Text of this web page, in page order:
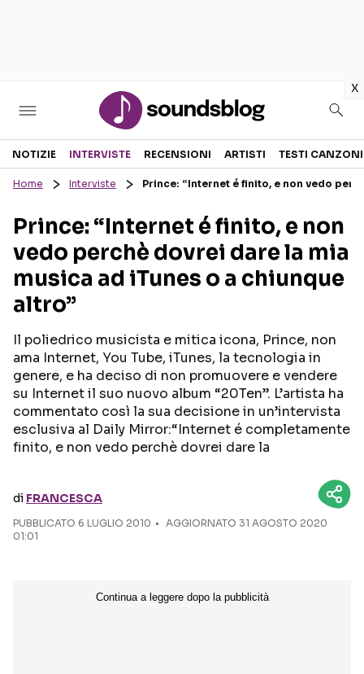
x
Sezioni
RECENSIONI MUSICALI
INTERVISTE
GOSSIP E CURIOSITÀ
TESTI CANZONI
TOUR ED EVENTI
TALENT SHOW
Seguici sui social
NOTIZIE INTERVISTE RECENSIONI ARTISTI TESTI CANZONI
Home Interviste Prince: “Internet é finito, e non vedo
Prince: “Internet é finito, e non
vedo perchè dovrei dare la mia
musica ad iTunes o a chiunque
altro”
Il poliedrico musicista e mitica icona, Prince, non
ama Internet, You Tube, iTunes, la tecnologia in
genere, e ha deciso di non promuovere e vendere
su Internet il suo nuovo album “20Ten”. L’artista ha
commentato così la sua decisione in un’intervista
esclusiva al Daily Mirror:“Internet é completamente
finito, e non vedo perchè dovrei dare la
di FRANCESCA
PUBBLICATO 6 LUGLIO 2010
AGGIORNATO 31 AGOSTO 2020
01:01